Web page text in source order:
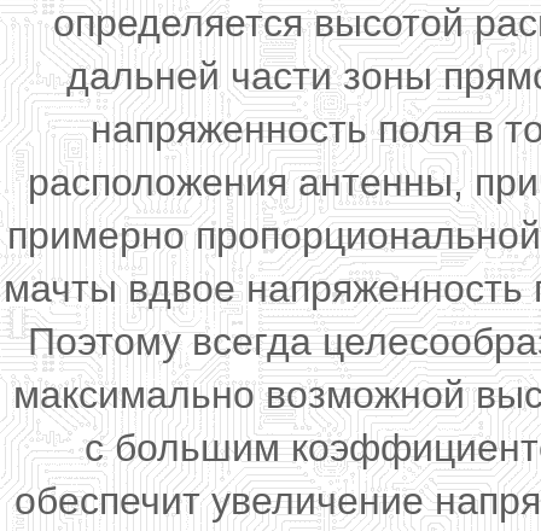
определяется высотой
дальней части зоны
напряженность поля в
расположения антенны,
примерно
мачты вдвое напряженность
Поэтому всегда
максимально возможной
с большим
обеспечит увеличение